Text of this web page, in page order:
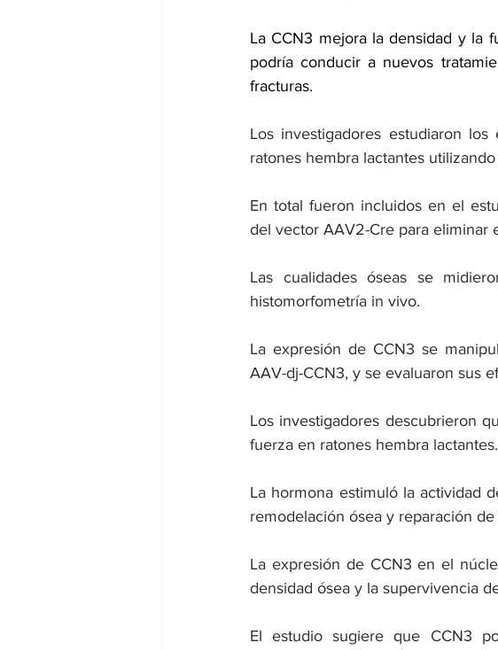
La CCN3 mejora la densidad y la
podría conducir a nuevos
fracturas.
Los investigadores estudiaron
ratones hembra lactantes
En total fueron incluidos en el
del vector AAV2-Cre para eliminar
Las cualidades óseas se
histomorfometría in vivo.
La expresión de CCN3 se
AAV-dj-CCN3, y se evaluaron sus
Los investigadores descubrieron
fuerza en ratones hembra lactantes.
La hormona estimuló la actividad
remodelación ósea y reparación de
La expresión de CCN3 en el
densidad ósea y la supervivencia
El estudio sugiere que CCN3